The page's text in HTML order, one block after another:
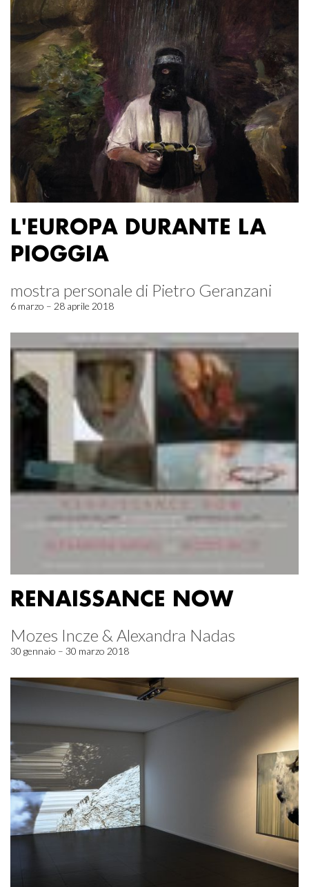
L'EUROPA DURANTE LA
PIOGGIA
mostra personale di Pietro Geranzani
6 marzo – 28 aprile 2018
RENAISSANCE NOW
Mozes Incze & Alexandra Nadas
30 gennaio – 30 marzo 2018